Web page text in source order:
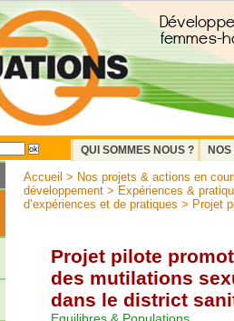
QUI SOMMES NOUS ?
Accueil > Nos projets & actions en
développement > Expériences &
d’expériences et de pratiques > Projet
Projet pilote
des mutilations
dans le district